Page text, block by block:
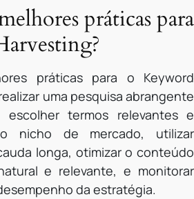
práticas para
práticas para o Keyword
uma pesquisa abrangente
escolher termos relevantes e
nicho de mercado, utilizar
longa, otimizar o conteúdo
e relevante, e monitorar
da estratégia.